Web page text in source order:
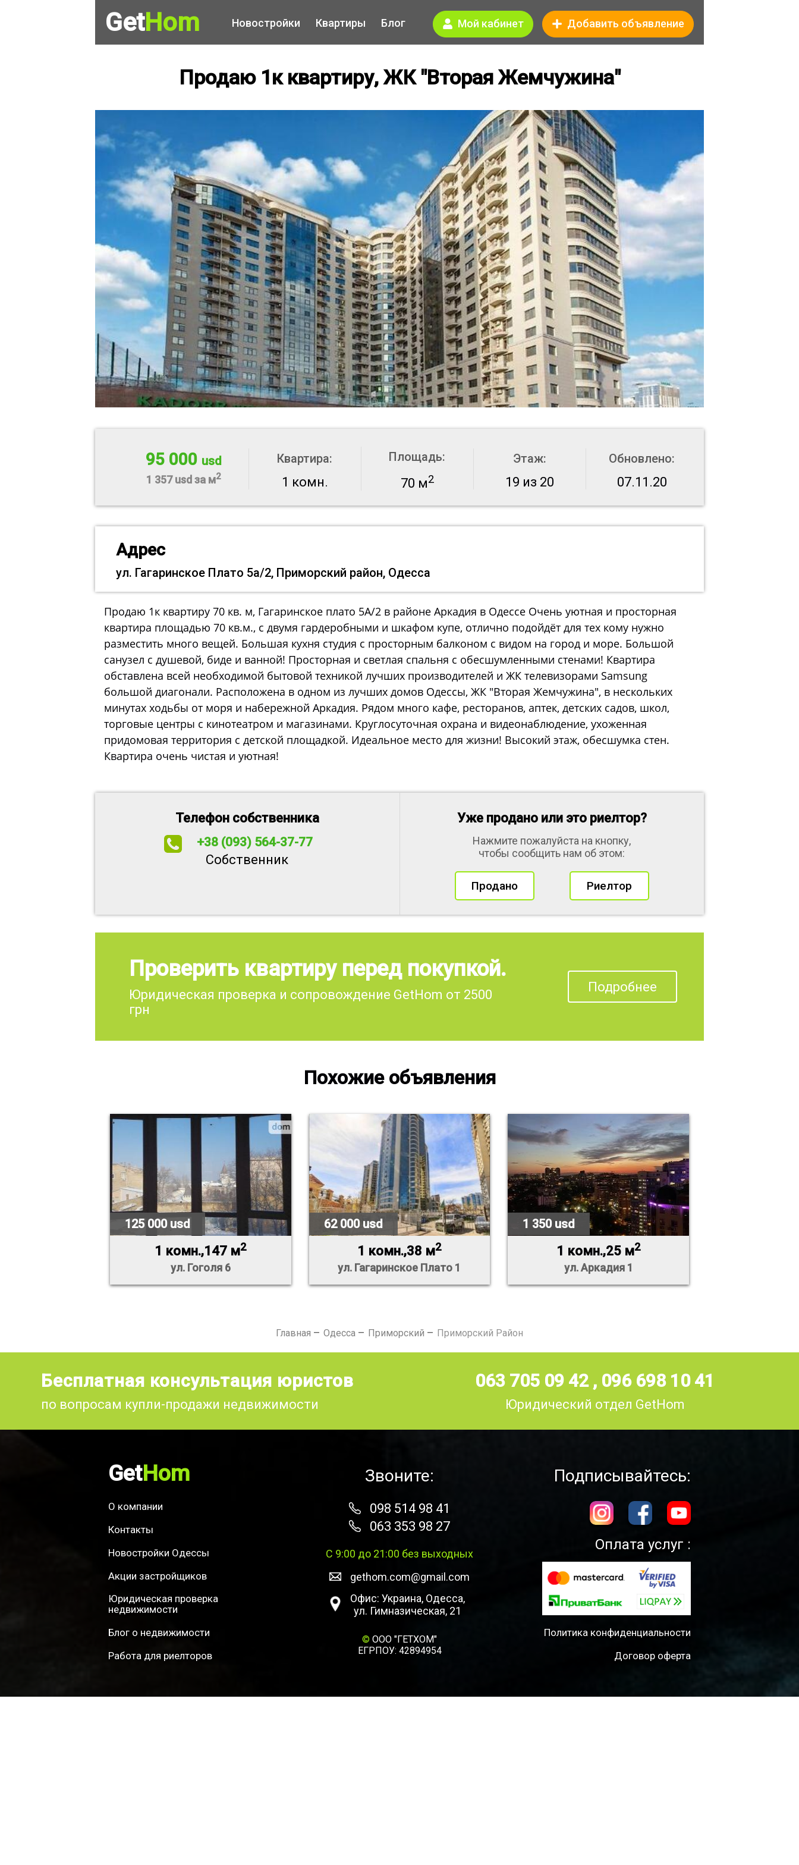
GetHom Новостройки Квартиры Блог Мой кабинет Добавить объявление
Продаю 1к квартиру, ЖК "Вторая Жемчужина"
95 000 usd
1 357 usd за м2
Квартира:
1 комн.
Площадь:
70 м2
Этаж:
19 из 20
Обновлено:
07.11.20
Адрес
ул. Гагаринское Плато 5а/2, Приморский район, Одесса
Продаю 1к квартиру 70 кв. м, Гагаринское плато 5А/2 в районе Аркадия в Одессе Очень уютная и просторная
квартира площадью 70 кв.м., с двумя гардеробными и шкафом купе, отлично подойдёт для тех кому нужно
разместить много вещей. Большая кухня студия с просторным балконом с видом на город и море. Большой
санузел с душевой, биде и ванной! Просторная и светлая спальня с обесшумленными стенами! Квартира
обставлена всей необходимой бытовой техникой лучших производителей и ЖК телевизорами Samsung
большой диагонали. Расположена в одном из лучших домов Одессы, ЖК "Вторая Жемчужина", в нескольких
минутах ходьбы от моря и набережной Аркадия. Рядом много кафе, ресторанов, аптек, детских садов, школ,
торговые центры с кинотеатром и магазинами. Круглосуточная охрана и видеонаблюдение, ухоженная
придомовая территория с детской площадкой. Идеальное место для жизни! Высокий этаж, обесшумка стен.
Квартира очень чистая и уютная!
Телефон собственника
+38 (093) 564-37-77
Собственник
Уже продано или это риелтор?
Нажмите пожалуйста на кнопку,
чтобы сообщить нам об этом:
Продано Риелтор
Проверить квартиру перед покупкой.
Юридическая проверка и сопровождение GetHom от 2500
грн
Подробнее
Похожие объявления
125 000 usd
1 комн.,147 м2
ул. Гоголя 6
62 000 usd
1 комн.,38 м2
ул. Гагаринское Плато 1
1 350 usd
1 комн.,25 м2
ул. Аркадия 1
Главная Одесса Приморский Приморский Район
Бесплатная консультация юристов
по вопросам купли-продажи недвижимости
063 705 09 42 , 096 698 10 41
Юридический отдел GetHom
GetHom
О компании
Контакты
Новостройки Одессы
Акции застройщиков
Юридическая проверка
недвижимости
Блог о недвижимости
Работа для риелторов
Звоните:
098 514 98 41
063 353 98 27
С 9:00 до 21:00 без выходных
gethom.com@gmail.com
Офис: Украина, Одесса,
ул. Гимназическая, 21
© ООО "ГЕТХОМ"
ЕГРПОУ: 42894954
Подписывайтесь:
Оплата услуг :
Политика конфиденциальности
Договор оферта